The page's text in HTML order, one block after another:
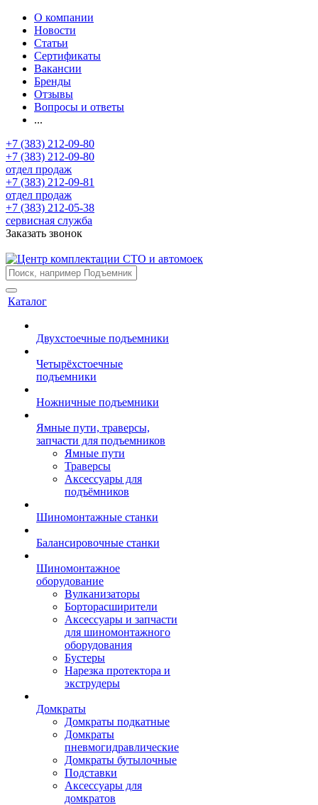
О компании
Новости
Статьи
Сертификаты
Вакансии
Бренды
Отзывы
Вопросы и ответы
...
+7 (383) 212-09-80
+7 (383) 212-09-80
отдел продаж
+7 (383) 212-09-81
отдел продаж
+7 (383) 212-05-38
сервисная служба
Заказать звонок
Каталог
Двухстоечные подъемники
Четырёхстоечные
подъемники
Ножничные подъемники
Ямные пути, траверсы,
запчасти для подъемников
Ямные пути
Траверсы
Аксессуары для
подъёмников
Шиномонтажные станки
Балансировочные станки
Шиномонтажное
оборудование
Вулканизаторы
Борторасширители
Аксессуары и запчасти
для шиномонтажного
оборудования
Бустеры
Нарезка протектора и
экструдеры
Домкраты
Домкраты подкатные
Домкраты
пневмогидравлические
Домкраты бутылочные
Подставки
Аксессуары для
домкратов